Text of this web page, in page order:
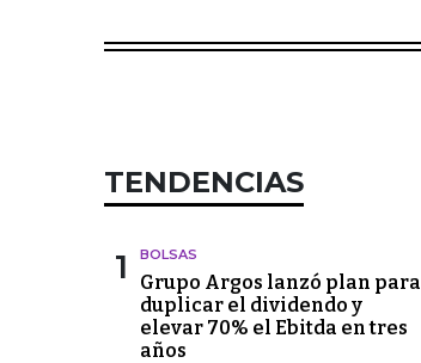
TENDENCIAS
1 BOLSAS
Grupo Argos lanzó plan para
duplicar el dividendo y
elevar 70% el Ebitda en tres
años